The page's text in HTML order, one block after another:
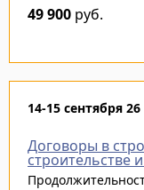
49 900 руб.
14-15 сентября
Договоры в
строительстве